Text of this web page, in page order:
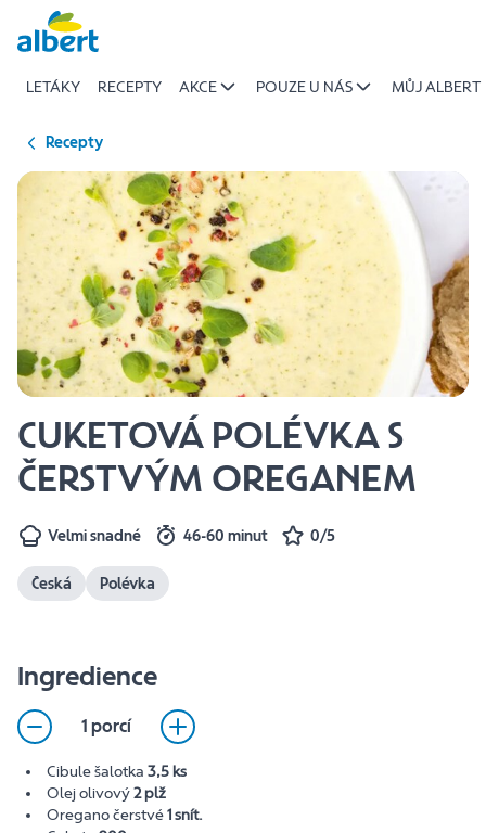
Přeskočit
LETÁKY RECEPTY AKCE POUZE U NÁS MŮJ ALBERT
Recepty
CUKETOVÁ POLÉVKA S
ČERSTVÝM OREGANEM
Velmi snadné 46-60 minut 0/5
Česká Polévka
Ingredience
1 porcí
Cibule šalotka 3,5 ks
Olej olivový2 plž
Oregano čerstvé1 snít.